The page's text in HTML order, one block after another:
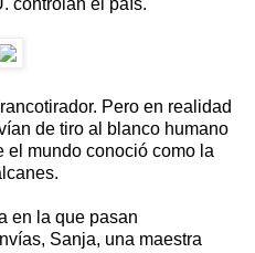
controlan el país.
Pero en realidad
de tiro al blanco humano
mundo conoció como la
en la que pasan
Sanja, una maestra